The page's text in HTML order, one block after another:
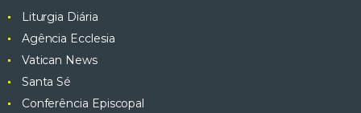
Liturgia Diária
Agência Ecclesia
Vatican News
Santa Sé
Conferência Episcopal